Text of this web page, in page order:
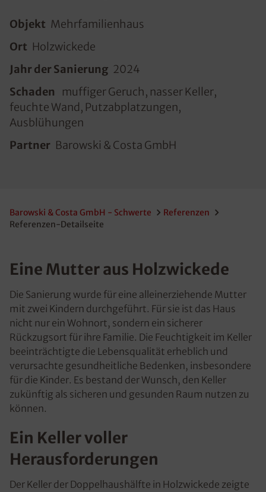
Objekt Mehrfamilienhaus
Ort Holzwickede
Jahr der Sanierung 2024
Schaden
muffiger Geruch, nasser Keller,
feuchte Wand, Putzabplatzungen,
Ausblühungen
Partner Barowski & Costa GmbH
Barowski & Costa GmbH - Schwerte
Referenzen
Referenzen-Detailseite
Eine Mutter aus Holzwickede
Die Sanierung wurde für eine alleinerziehende Mutter
mit zwei Kindern durchgeführt. Für sie ist das Haus
nicht nur ein Wohnort, sondern ein sicherer
Rückzugsort für ihre Familie. Die Feuchtigkeit im Keller
beeinträchtigte die Lebensqualität erheblich und
verursachte gesundheitliche Bedenken, insbesondere
für die Kinder. Es bestand der Wunsch, den Keller
zukünftig als sicheren und gesunden Raum nutzen zu
können.
Ein Keller voller
Herausforderungen
Der Keller der Doppelhaushälfte in Holzwickede zeigte